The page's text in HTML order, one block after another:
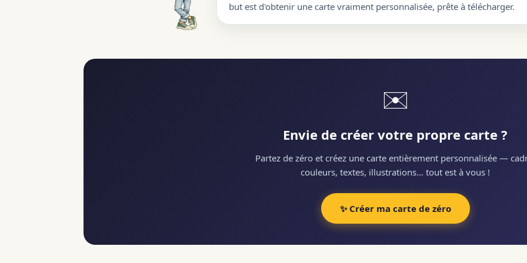
but est d'obtenir une carte vraiment personnalisée, prête à télécharger.
✉️
Envie de créer votre propre carte ?
Partez de zéro et créez une carte entièrement personnalisée —
couleurs, textes, illustrations… tout est à vous !
✨ Créer ma carte de zéro